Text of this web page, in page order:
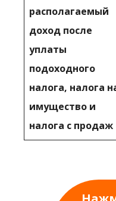
располагаемый
доход после
уплаты
подоходного
налога, налога
имущество и
налога с продаж